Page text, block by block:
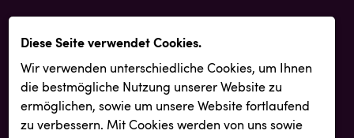
Diese Seite verwendet Cookies.
Wir verwenden unterschiedliche Cookies, um Ihnen
die best­mögliche Nutzung unserer Website zu
ermöglichen, sowie um unsere Website fortlaufend
zu verbessern. Mit Cookies werden von uns sowie